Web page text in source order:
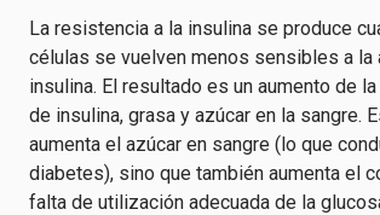
La resistencia a la insulina se produce
células se vuelven menos sensibles a la
insulina. El resultado es un aumento de
de insulina, grasa y azúcar en la sangre.
aumenta el azúcar en sangre (lo que
diabetes), sino que también aumenta el
falta de utilización adecuada de la